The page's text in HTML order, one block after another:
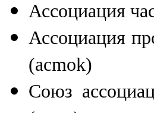
Ассоциация
Ассоциация
(acmok)
Союз